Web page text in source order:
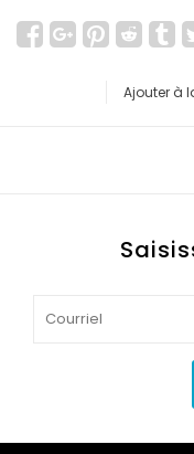
Ajouter à